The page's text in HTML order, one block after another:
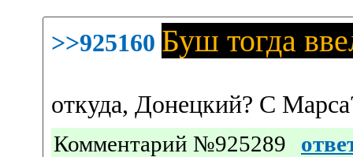
>>925160 Буш тогда
откуда, Донецкий? С
Комментарий №925289